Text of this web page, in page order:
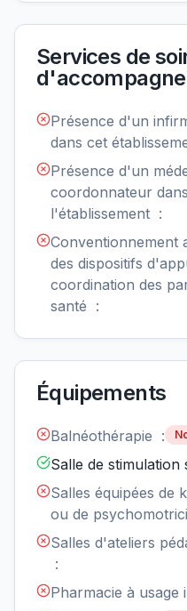
Services de
Présence d'un
dans cet
Présence d'un
coordonnateur dans
l'établissement :
Conventionnement
des dispositifs
coordination des
santé :
Équipements
Balnéothérapie :
Salle de
Salles équipées de
ou de
Salles d'ateliers
:
Pharmacie à usage